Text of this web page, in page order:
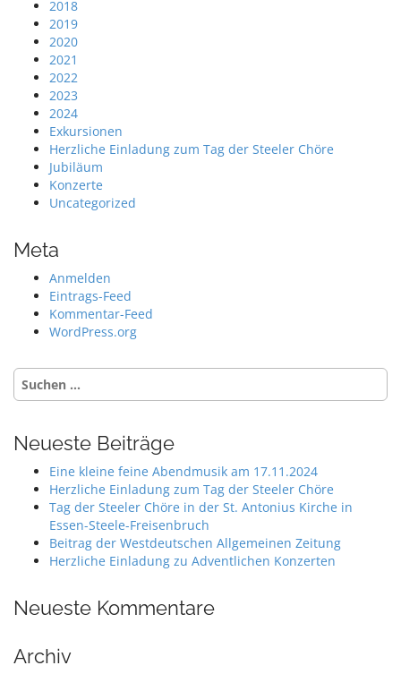
2018
2019
2020
2021
2022
2023
2024
Exkursionen
Herzliche Einladung zum Tag der Steeler Chöre
Jubiläum
Konzerte
Uncategorized
Meta
Anmelden
Eintrags-Feed
Kommentar-Feed
WordPress.org
Suche
nach:
Neueste Beiträge
Eine kleine feine Abendmusik am 17.11.2024
Herzliche Einladung zum Tag der Steeler Chöre
Tag der Steeler Chöre in der St. Antonius Kirche in
Essen-Steele-Freisenbruch
Beitrag der Westdeutschen Allgemeinen Zeitung
Herzliche Einladung zu Adventlichen Konzerten
Neueste Kommentare
Archiv